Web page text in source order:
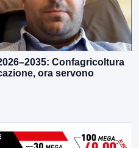
Confagricoltura
ora servono